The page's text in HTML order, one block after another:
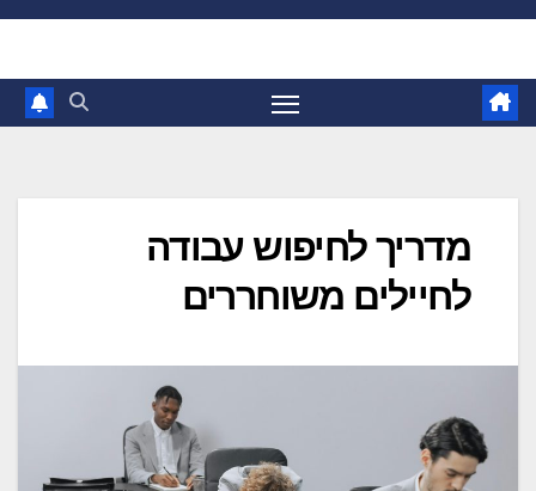
Skip
content
מדריך לחיפוש עבודה
לחיילים משוחררים